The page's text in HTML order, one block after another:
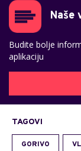
Naše
Budite bolje
aplikaciju
TAGOVI
GORIVO